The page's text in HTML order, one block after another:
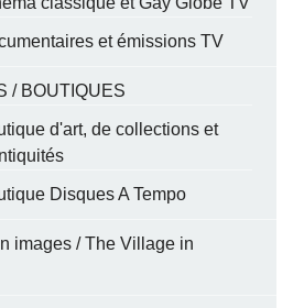
et émissions TV
/ BOUTIQUES
d'art, de collections et
Disques A Tempo
images / The Village in